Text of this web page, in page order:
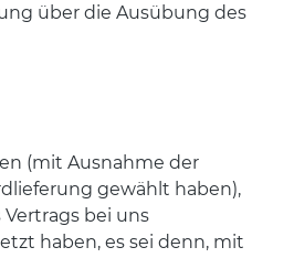
über die Ausübung des
(mit Ausnahme der
gewählt haben),
bei uns
haben, es sei denn, mit